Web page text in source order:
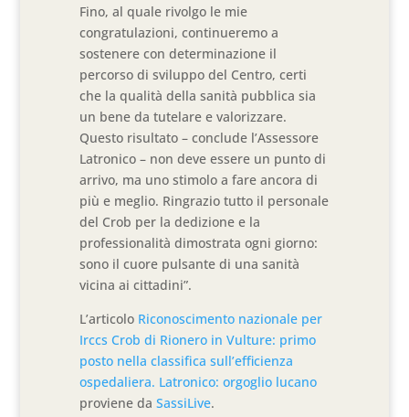
Fino, al quale rivolgo le mie
congratulazioni, continueremo a
sostenere con determinazione il
percorso di sviluppo del Centro, certi
che la qualità della sanità pubblica sia
un bene da tutelare e valorizzare.
Questo risultato – conclude l’Assessore
Latronico – non deve essere un punto di
arrivo, ma uno stimolo a fare ancora di
più e meglio. Ringrazio tutto il personale
del Crob per la dedizione e la
professionalità dimostrata ogni giorno:
sono il cuore pulsante di una sanità
vicina ai cittadini”.
L’articolo Riconoscimento nazionale per
Irccs Crob di Rionero in Vulture: primo
posto nella classifica sull’efficienza
ospedaliera. Latronico: orgoglio lucano
proviene daSassiLive.